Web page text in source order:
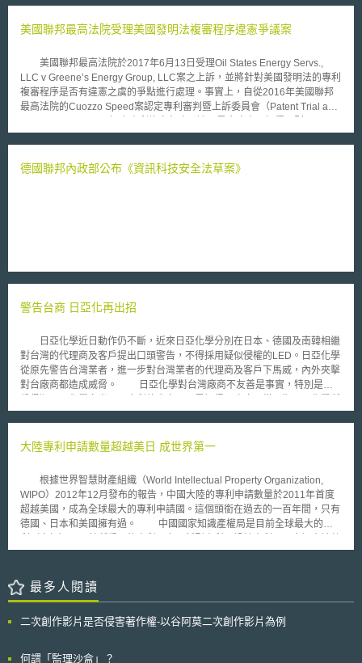
美國聯邦最高法院受理美國發明法複審程序違憲爭議案
美國聯邦最高法院於2017年6月13日受理Oil States Energy Servs.,
LLC v Greene’s Energy Group, LLC案之上訴，並將針對美國發明法的專利
複審程序是否有違憲之虞的爭點進行處理。事實上，自從2016年美國聯邦
最高法院的Cuozzo Speed案認定專利審判暨上訴委員會（Patent Trial and
（broadest reasonable interpretation standard，BRI）後，針對美國專利
顯出可能違憲之問題。加以來自各界的法庭之友於MCM訴惠普專利侵權案
德國聯邦內政部公布《資訊科技安全法草案》
警告台商 日亞化再出招
日亞化學近日動作仍不斷，近來日亞化學分別在日本、德國及南韓相繼
對台灣的代理商及客戶提出口頭警告，不得採用疑似侵權的LED。日亞化學
從原先警告台灣業者，進一步對台灣業者的代理商及客戶下馬威，內外夾擊
對台廠商都造成威脅。 日亞化學對台灣廠商不友善是事實，特別是部
採取的舉動來看，最先是以口頭警告方式，或對外放風聲來嚇嚇台灣業者。
不過，後來也不見太大成效，轉而向國外下手，第一是到南韓，對台灣的客
警告，最後也達成共識，不販售及採用台灣疑似侵權的產品。昨日，日亞化
學更遠赴德國，向台灣業者的代理商提出警告，也達成初步共識，就是不再
販售台灣疑似侵權的LED。 如此內外夾擊的大動作，看得出日亞化學
對台灣疑似侵權的LED十分感冒，也以實際行動來明他們悍衛自有專利的決
因應是被日亞從中作梗而無法順利出貨。
大陸專利申請數量超越美日 成世界第一
根據世界智慧財產組織（World Intellectual Property Organization,
WIPO）2012年12月發布的報告，中國大陸的專利申請數量於2011年首度
超越美國，成為全球最大的專利申請國。這個頭銜在過去的一百年間，只有
德國、日本和美國擁有過。 中國國家知識產權局是目前全球最大的專
量繼2010年超越日本後，於2011年更進一步達到52.6萬件，超越美國的
已是全球首位，而設計專利更早在1999年就達到此紀錄。WIPO的理事長
Francis Gurry表示，雖然僅比較各國專利申請數量的多寡並不代表一切，然
出，2009年至2011年，全世界的專利申請數量增加了29.4萬件，其中中國
214萬件，首度突破二百萬大關，相較於2010年成長了7.8%，是連續第二
最多人閱讀
二次創作影片是否侵害著作權-以谷阿莫二次創作影片為例
何謂「監理沙盒」？